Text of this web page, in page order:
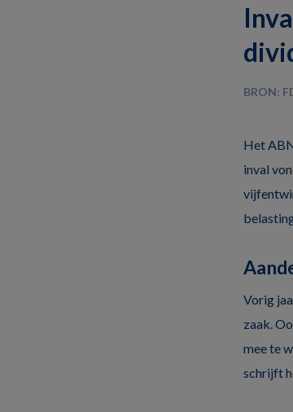
BRON:
Het
inval
Vorig
zaak.
mee te
schrijft